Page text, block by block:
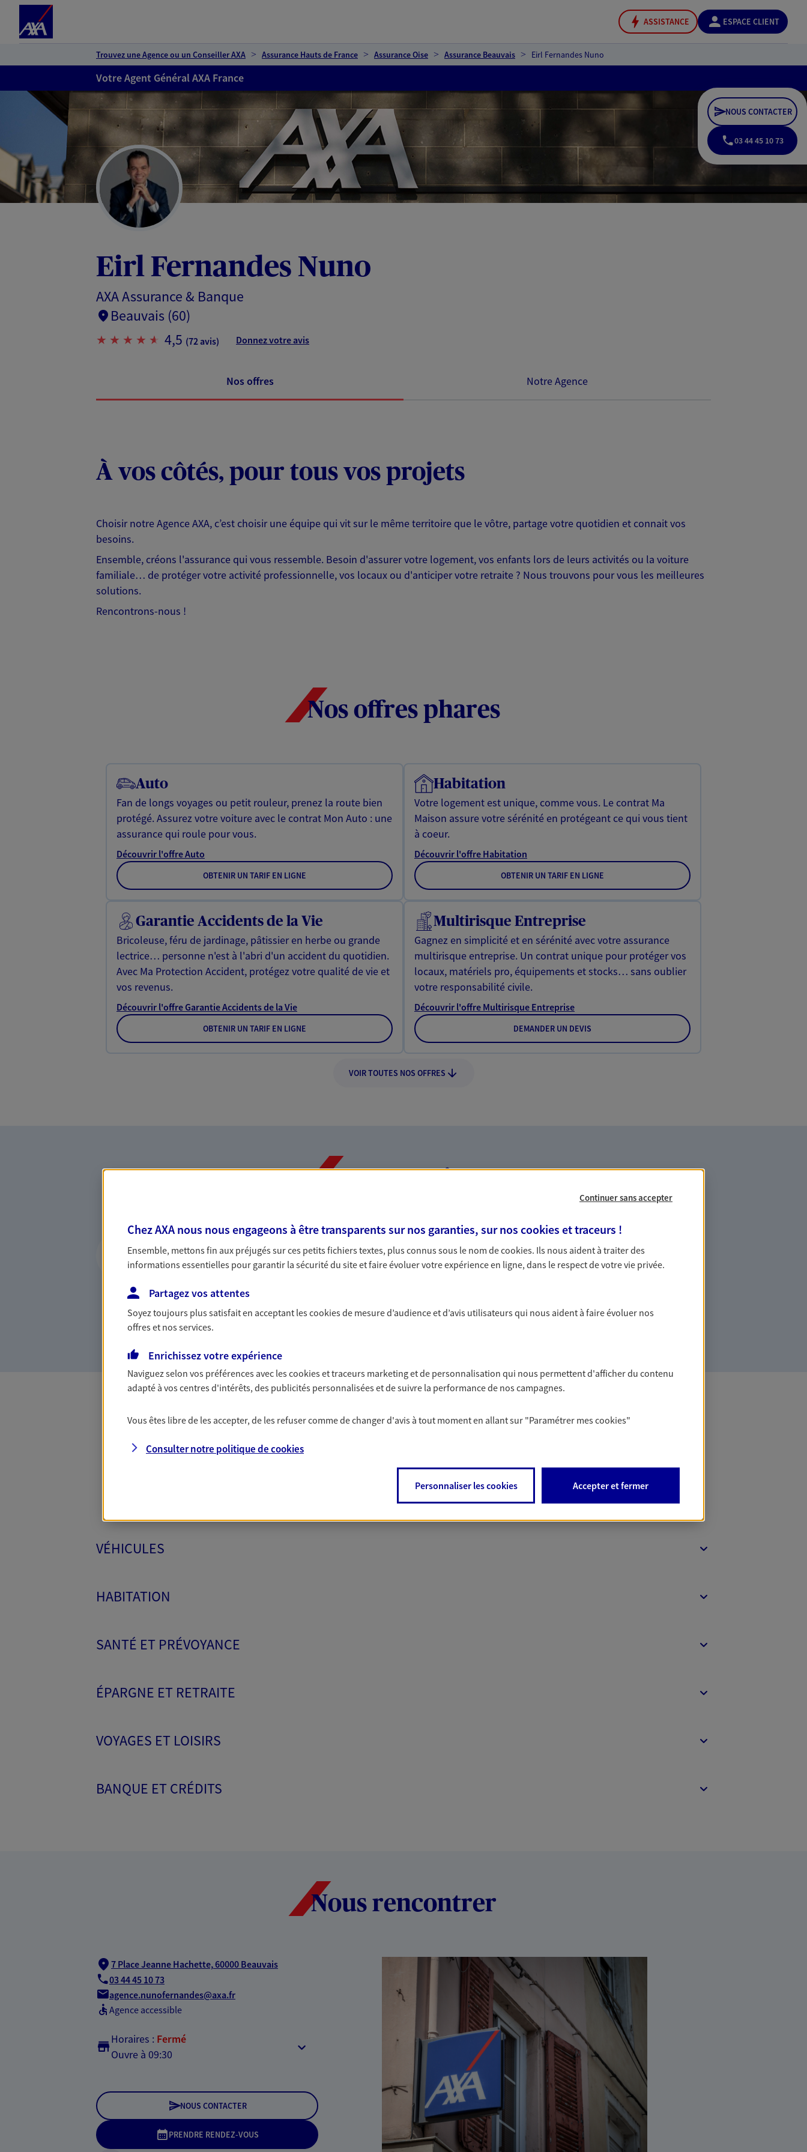
ASSISTANCE ESPACE CLIENT
Trouvez une Agence ou un Conseiller AXA Assurance Hauts de France Assurance Oise Assurance Beauvais Eirl Fernandes Nuno
Votre Agent Général AXA France
Eirl Fernandes Nuno
AXA Assurance & Banque
Beauvais (60)
4,5 (72 avis) Donnez votre avis
NOUS CONTACTER
03 44 45 10 73
Nos offres Notre Agence
À vos côtés, pour tous vos projets
Choisir notre Agence AXA, c’est choisir une équipe qui vit sur le même territoire que le vôtre, partage votre quotidien et connait vos
besoins.
Ensemble, créons l'assurance qui vous ressemble. Besoin d'assurer votre logement, vos enfants lors de leurs activités ou la voiture
familiale… de protéger votre activité professionnelle, vos locaux ou d'anticiper votre retraite ? Nous trouvons pour vous les meilleures
solutions.
Rencontrons-nous !
Nos offres phares
Auto
Fan de longs voyages ou petit rouleur, prenez la route bien
protégé. Assurez votre voiture avec le contrat Mon Auto : une
assurance qui roule pour vous.
Découvrir l'offre Auto
OBTENIR UN TARIF EN LIGNE
Habitation
Votre logement est unique, comme vous. Le contrat Ma
Maison assure votre sérénité en protégeant ce qui vous tient
à coeur.
Découvrir l'offre Habitation
OBTENIR UN TARIF EN LIGNE
Garantie Accidents de la Vie
Bricoleuse, féru de jardinage, pâtissier en herbe ou grande
lectrice… personne n'est à l'abri d'un accident du quotidien.
Avec Ma Protection Accident, protégez votre qualité de vie et
vos revenus.
Découvrir l'offre Garantie Accidents de la Vie
OBTENIR UN TARIF EN LIGNE
Multirisque Entreprise
Gagnez en simplicité et en sérénité avec votre assurance
multirisque entreprise. Un contrat unique pour protéger vos
locaux, matériels pro, équipements et stocks… sans oublier
votre responsabilité civile.
Découvrir l'offre Multirisque Entreprise
DEMANDER UN DEVIS
VOIR TOUTES NOS OFFRES
Nos expertises
Vous accompagner dans la durée et la
confiance
votre vie, c'est ainsi que nous concevons notre métier : dans
la confiance et la proximité. C'est en apprenant à vous
connaître que nous proposons de meilleures solutions.
Accompagner les professionnels et les
entreprises
votre activité, vos collaborateurs... mais aussi vous-même et
Toutes nos offres Assurance & Banque
PRO & ENTREPRISES
VÉHICULES
HABITATION
SANTÉ ET PRÉVOYANCE
ÉPARGNE ET RETRAITE
VOYAGES ET LOISIRS
BANQUE ET CRÉDITS
Nous rencontrer
7 Place Jeanne Hachette,60000 Beauvais
03 44 45 10 73
agence.nunofernandes@axa.fr
Agence accessible
Horaires : Fermé
Ouvre à 09:30
NOUS CONTACTER
PRENDRE RENDEZ-VOUS
Continuer sans accepter
Chez AXA nous nous engageons à être transparents sur nos garanties, sur nos cookies et traceurs !
Ensemble, mettons fin aux préjugés sur ces petits fichiers textes, plus connus sous le nom decookies. Ils nous aident à traiter des
informations essentielles pour garantir la sécurité du site et faire évoluer votre expérience en ligne, dans le respect de votre vie privée.
Partagez vos attentes
Soyez toujours plus satisfait en acceptant lescookiesde mesure d’audience et d’avis utilisateurs qui nous aident à faire évoluer nos
offres et nos services.
Enrichissez votre expérience
Naviguez selon vos préférences avec lescookies et traceurs marketing et de personnalisation qui nous permettent d'afficher du contenu
adapté à vos centres d'intérêts, des publicités personnalisées et de suivre la performance de nos campagnes.
Vous êtes libre de les accepter, de les refuser comme de changer d'avis à tout moment en allant sur "Paramétrer mescookies"
Consulter notre politique decookies
Personnaliser les cookies Accepter et fermer